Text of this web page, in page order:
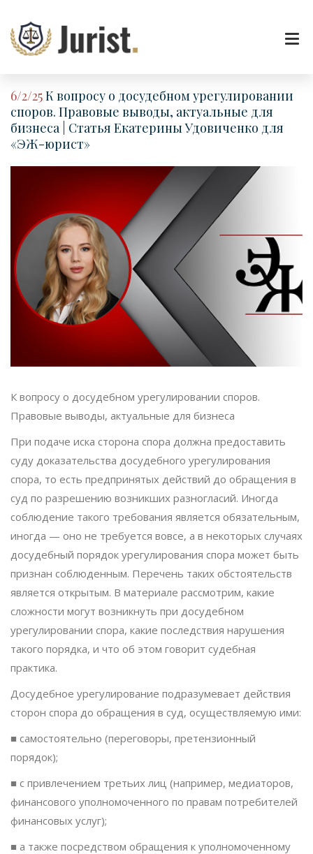
6/2/25К вопросу о досудебном урегулировании
споров. Правовые выводы, актуальные для
бизнеса | Статья Екатерины Удовиченко для
«ЭЖ-юрист»
К вопросу о досудебном урегулировании споров.
Правовые выводы, актуальные для бизнеса
При подаче иска сторона спора должна предоставить
суду доказательства досудебного урегулирования
спора, то есть предпринятых действий до обращения в
суд по разрешению возникших разногласий. Иногда
соблюдение такого требования является обязательным,
иногда — оно не требуется вовсе, а в некоторых случаях
досудебный порядок урегулирования спора может быть
признан соблюденным. Перечень таких обстоятельств
является открытым. В материале рассмотрим, какие
сложности могут возникнуть при досудебном
урегулировании спора, какие последствия нарушения
такого порядка, и что об этом говорит судебная
практика.
Досудебное урегулирование подразумевает действия
сторон спора до обращения в суд, осуществляемую ими:
■ самостоятельно (переговоры, претензионный
порядок);
■ с привлечением третьих лиц (например, медиаторов,
финансового уполномоченного по правам потребителей
финансовых услуг);
■ а также посредством обращения к уполномоченному